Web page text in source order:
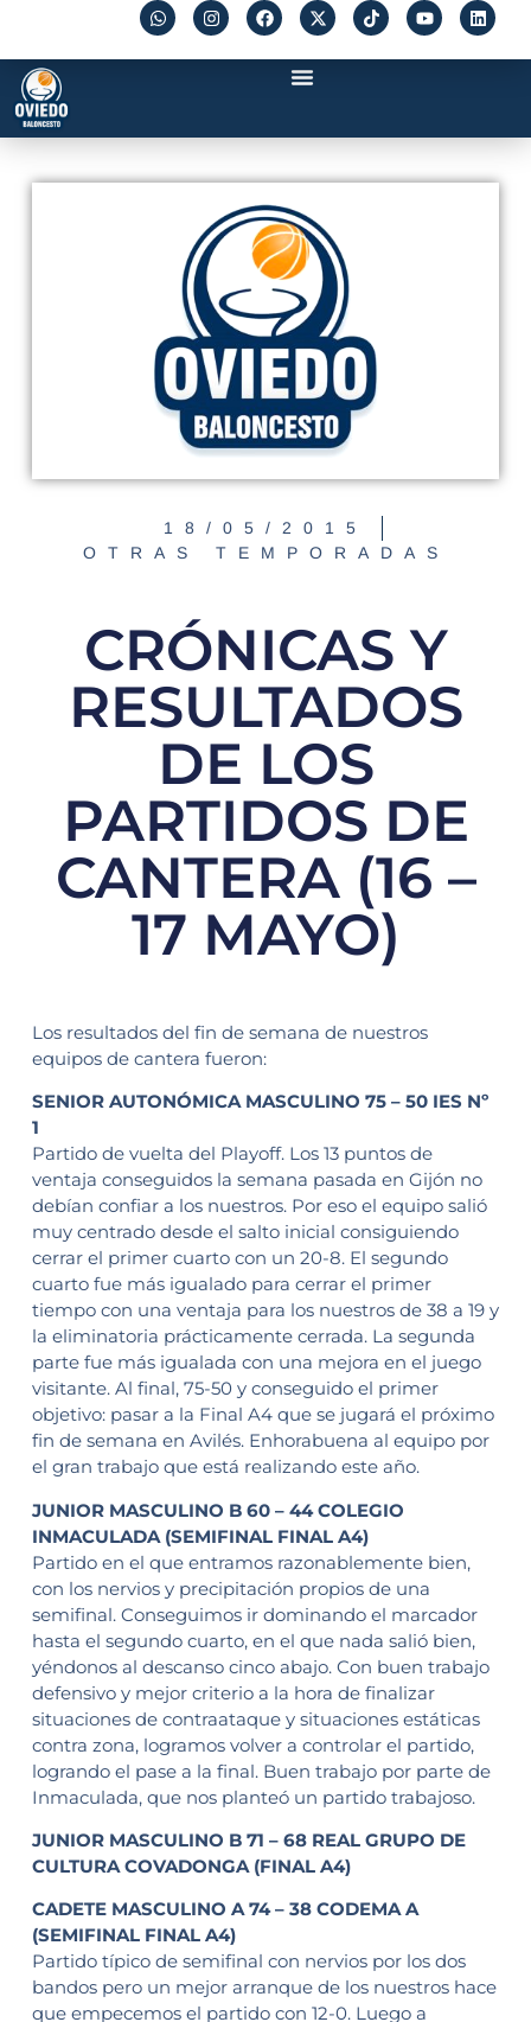
18/05/2015
OTRAS TEMPORADAS
CRÓNICAS Y
RESULTADOS
DE LOS
PARTIDOS DE
CANTERA (16 –
17 MAYO)
Los resultados del fin de semana de nuestros
equipos de cantera fueron:
SENIOR AUTONÓMICA MASCULINO 75 – 50 IES Nº
1
Partido de vuelta del Playoff. Los 13 puntos de
ventaja conseguidos la semana pasada en Gijón no
debían confiar a los nuestros. Por eso el equipo salió
muy centrado desde el salto inicial consiguiendo
cerrar el primer cuarto con un 20-8. El segundo
cuarto fue más igualado para cerrar el primer
tiempo con una ventaja para los nuestros de 38 a 19 y
la eliminatoria prácticamente cerrada. La segunda
parte fue más igualada con una mejora en el juego
visitante. Al final, 75-50 y conseguido el primer
objetivo: pasar a la Final A4 que se jugará el próximo
fin de semana en Avilés. Enhorabuena al equipo por
el gran trabajo que está realizando este año.
JUNIOR MASCULINO B 60 – 44 COLEGIO
INMACULADA (SEMIFINAL FINAL A4)
Partido en el que entramos razonablemente bien,
con los nervios y precipitación propios de una
semifinal. Conseguimos ir dominando el marcador
hasta el segundo cuarto, en el que nada salió bien,
yéndonos al descanso cinco abajo. Con buen trabajo
defensivo y mejor criterio a la hora de finalizar
situaciones de contraataque y situaciones estáticas
contra zona, logramos volver a controlar el partido,
logrando el pase a la final. Buen trabajo por parte de
Inmaculada, que nos planteó un partido trabajoso.
JUNIOR MASCULINO B 71 – 68 REAL GRUPO DE
CULTURA COVADONGA (FINAL A4)
CADETE MASCULINO A 74 – 38 CODEMA A
(SEMIFINAL FINAL A4)
Partido típico de semifinal con nervios por los dos
bandos pero un mejor arranque de los nuestros hace
que empecemos el partido con 12-0. Luego a